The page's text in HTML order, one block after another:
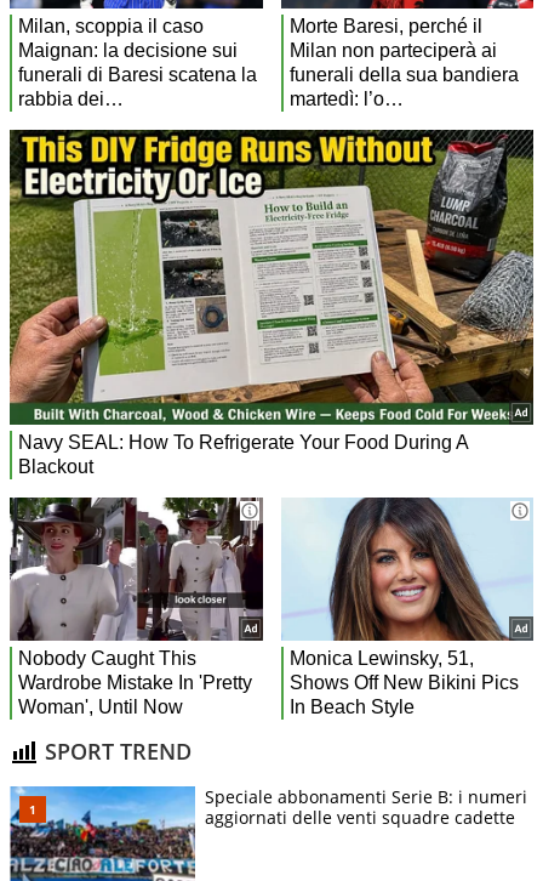
SPORT TREND
Speciale abbonamenti Serie B: i numeri
aggiornati delle venti squadre cadette